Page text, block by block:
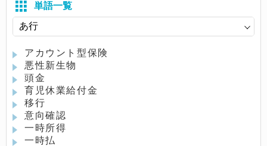
単語一覧
アカウント型保険
悪性新生物
頭金
育児休業給付金
移行
意向確認
一時所得
一時払